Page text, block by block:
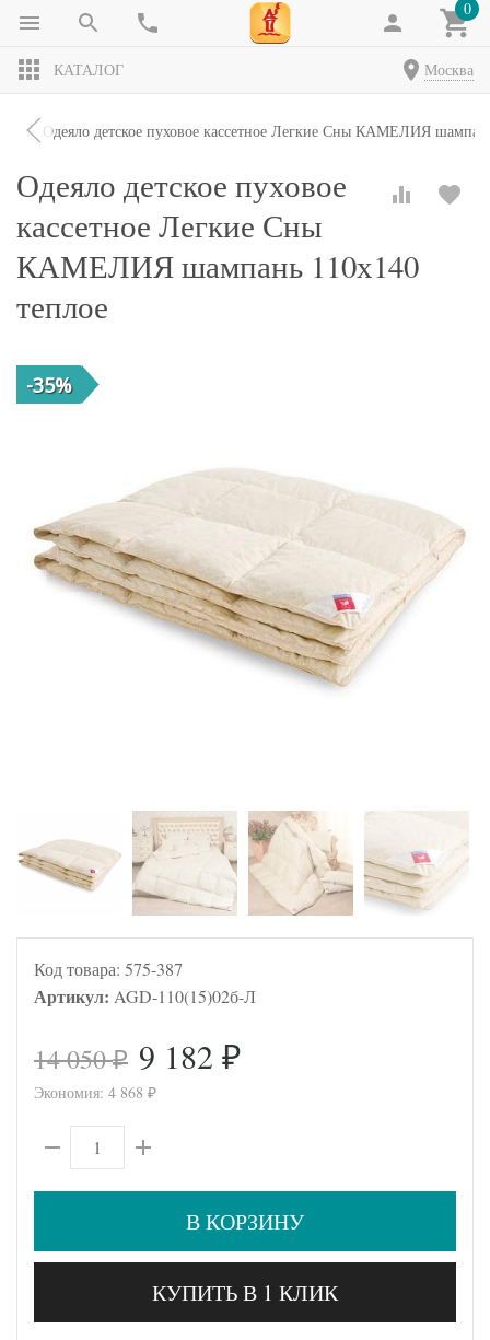
0
КАТАЛОГ Москва
Одеяло детское пуховое кассетное Легкие Сны КАМЕЛИЯ
Одеяло детское пуховое
кассетное Легкие Сны
КАМЕЛИЯ шампань 110х140
теплое
-35%
Код товара: 575-387
Артикул: AGD-110(15)02б-Л
14 050₽ 9 182 ₽
Экономия: 4 868 ₽
В КОРЗИНУ
КУПИТЬ В 1 КЛИК